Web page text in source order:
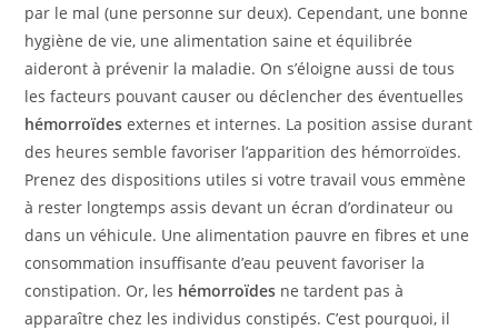
par le mal (une personne sur deux). Cependant, une bonne
hygiène de vie, une alimentation saine et équilibrée
aideront à prévenir la maladie. On s’éloigne aussi de tous
les facteurs pouvant causer ou déclencher des éventuelles
hémorroïdes externes et internes. La position assise durant
des heures semble favoriser l’apparition des hémorroïdes.
Prenez des dispositions utiles si votre travail vous emmène
à rester longtemps assis devant un écran d’ordinateur ou
dans un véhicule. Une alimentation pauvre en fibres et une
consommation insuffisante d’eau peuvent favoriser la
constipation. Or, les hémorroïdes ne tardent pas à
apparaître chez les individus constipés. C’est pourquoi, il